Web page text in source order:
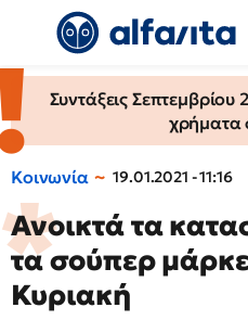
Συντάξεις
χρήματα
Κοινωνία 19.01.2021 - 11:16
Ανοικτά τα
τα σούπερ
Κυριακή